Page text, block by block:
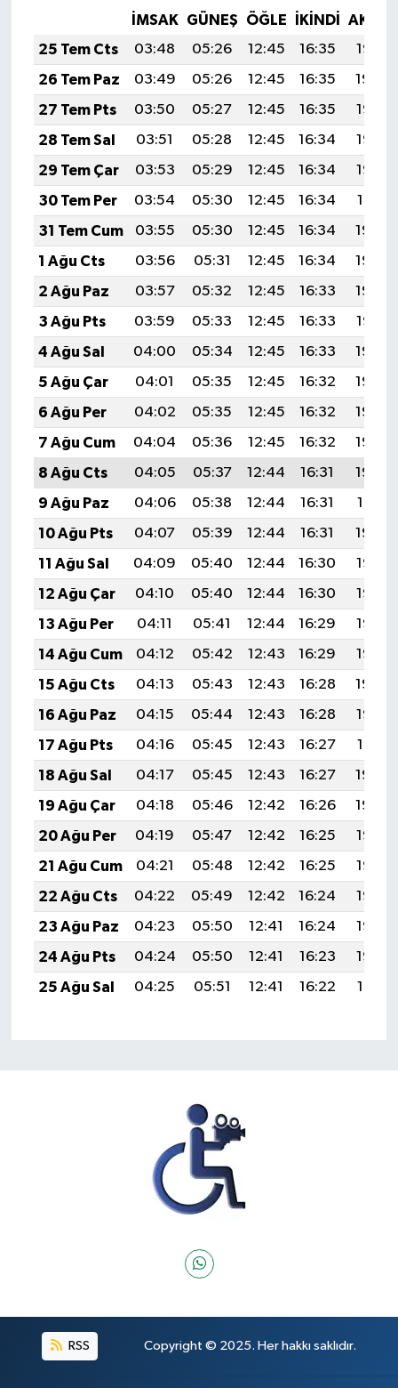
İMSAK GÜNEŞ ÖĞLE İKINDI
25 Tem Cts
03:48 05:26 12:45 16:35
19:55
26 Tem Paz
03:49 05:26 12:45 16:35
19:54
27 Tem Pts
03:50 05:27 12:45 16:35
19:53
28 Tem Sal
03:51 05:28 12:45 16:34
19:53
29 Tem Çar
03:53 05:29 12:45 16:34
19:52
30 Tem Per
03:54 05:30 12:45 16:34
19:51
31 Tem Cum
03:55 05:30 12:45 16:34
19:50
1 Ağu Cts
03:56 05:31 12:45 16:34
19:49
2 Ağu Paz
03:57 05:32 12:45 16:33
19:48
3 Ağu Pts
03:59 05:33 12:45 16:33
19:47
4 Ağu Sal
04:00 05:34 12:45 16:33
19:46
5 Ağu Çar
04:01 05:35 12:45 16:32
19:45
6 Ağu Per
04:02 05:35 12:45 16:32
19:44
7 Ağu Cum
04:04 05:36 12:45 16:32
19:43
8 Ağu Cts
04:05 05:37 12:44 16:31
19:42
9 Ağu Paz
04:06 05:38 12:44 16:31
19:41
10 Ağu Pts
04:07 05:39 12:44 16:31
19:40
11 Ağu Sal
04:09 05:40 12:44 16:30
19:38
12 Ağu Çar
04:10 05:40 12:44 16:30
19:37
13 Ağu Per
04:11 05:41 12:44 16:29
19:36
14 Ağu Cum
04:12 05:42 12:43 16:29
19:35
15 Ağu Cts
04:13 05:43 12:43 16:28
19:34
16 Ağu Paz
04:15 05:44 12:43 16:28
19:32
17 Ağu Pts
04:16 05:45 12:43 16:27
19:31
18 Ağu Sal
04:17 05:45 12:43 16:27
19:30
19 Ağu Çar
04:18 05:46 12:42 16:26
19:29
20 Ağu Per
04:19 05:47 12:42 16:25
19:27
21 Ağu Cum
04:21 05:48 12:42 16:25
19:26
22 Ağu Cts
04:22 05:49 12:42 16:24
19:25
23 Ağu Paz
04:23 05:50 12:41 16:24
19:23
24 Ağu Pts
04:24 05:50 12:41 16:23
19:22
25 Ağu Sal
04:25 05:51 12:41 16:22 19:21
RSS Copyright © 2025. Her hakkı saklıdır.